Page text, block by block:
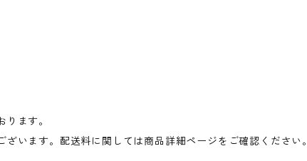
ます。
ざいます。配送料に関しては商品詳細ページをご確認ください。